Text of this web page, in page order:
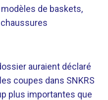
de baskets,
auraient déclaré
coupes dans SNKRS
plus importantes que